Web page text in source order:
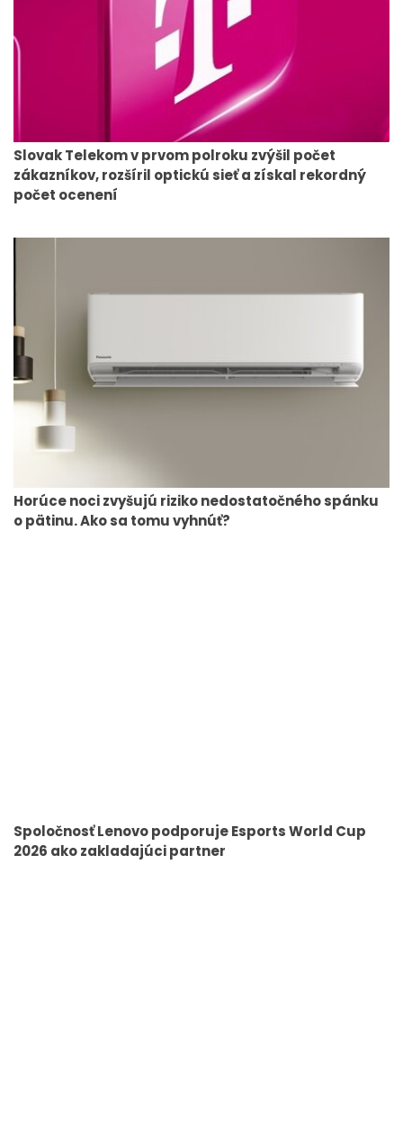
Slovak Telekom v prvom polroku zvýšil počet
zákazníkov, rozšíril optickú sieť a získal rekordný
počet ocenení
Horúce noci zvyšujú riziko nedostatočného spánku
o pätinu. Ako sa tomu vyhnúť?
Spoločnosť Lenovo podporuje Esports World Cup
2026 ako zakladajúci partner